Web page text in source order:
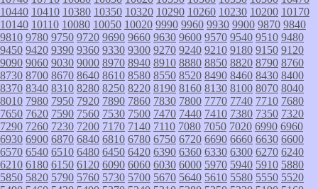
10440 10410 10380 10350 10320 10290 10260 10230 10200 10170
10140 10110 10080 10050 10020 9990 9960 9930 9900 9870 9840
9810 9780 9750 9720 9690 9660 9630 9600 9570 9540 9510 9480
9450 9420 9390 9360 9330 9300 9270 9240 9210 9180 9150 9120
9090 9060 9030 9000 8970 8940 8910 8880 8850 8820 8790 8760
8730 8700 8670 8640 8610 8580 8550 8520 8490 8460 8430 8400
8370 8340 8310 8280 8250 8220 8190 8160 8130 8100 8070 8040
8010 7980 7950 7920 7890 7860 7830 7800 7770 7740 7710 7680
7650 7620 7590 7560 7530 7500 7470 7440 7410 7380 7350 7320
7290 7260 7230 7200 7170 7140 7110 7080 7050 7020 6990 6960
6930 6900 6870 6840 6810 6780 6750 6720 6690 6660 6630 6600
6570 6540 6510 6480 6450 6420 6390 6360 6330 6300 6270 6240
6210 6180 6150 6120 6090 6060 6030 6000 5970 5940 5910 5880
5850 5820 5790 5760 5730 5700 5670 5640 5610 5580 5550 5520